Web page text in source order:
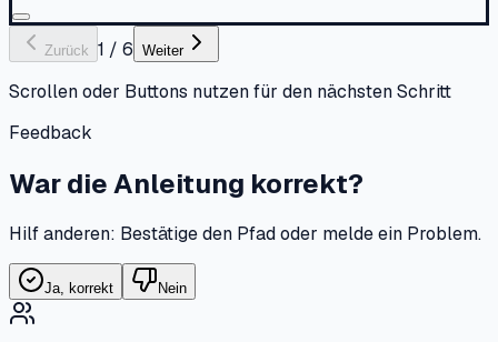
Zurück 1 / 6 Weiter
Scrollen oder Buttons nutzen für den nächsten Schritt
Feedback
War die Anleitung korrekt?
Hilf anderen: Bestätige den Pfad oder melde ein Problem.
Ja, korrekt Nein